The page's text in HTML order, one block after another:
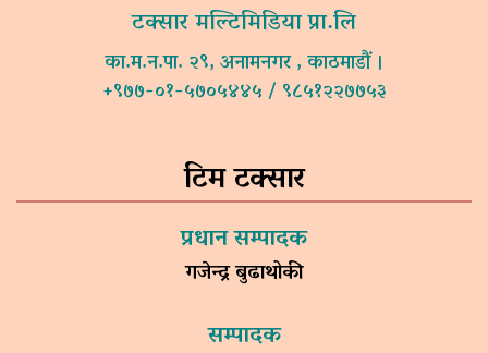
टक्सार मल्टिमिडिया प्रा.लि
का.म.न.पा. २९, अनामनगर , काठमाडौं ।
+९७७-०१-५७०५४४५ / ९८५१२२७७५३
टिम टक्सार
प्रधान सम्पादक
गजेन्द्र बुढाथोकी
सम्पादक